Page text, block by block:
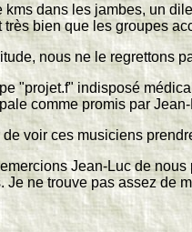
dans les jambes, un
bien que les groupes
nous ne le regrettons
"projet.f" indisposé
comme promis par
voir ces musiciens
Jean-Luc de
ne trouve pas assez de